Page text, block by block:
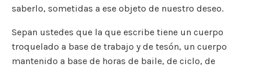
saberlo, sometidas a ese objeto de nuestro deseo.
Sepan ustedes que la que escribe tiene un cuerpo
troquelado a base de trabajo y de tesón, un cuerpo
mantenido a base de horas de baile, de ciclo, de